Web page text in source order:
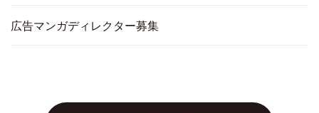
広告マンガディレクター募集